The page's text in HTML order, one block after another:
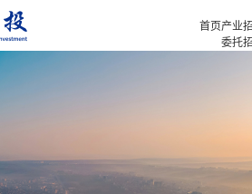
首页产业
委托